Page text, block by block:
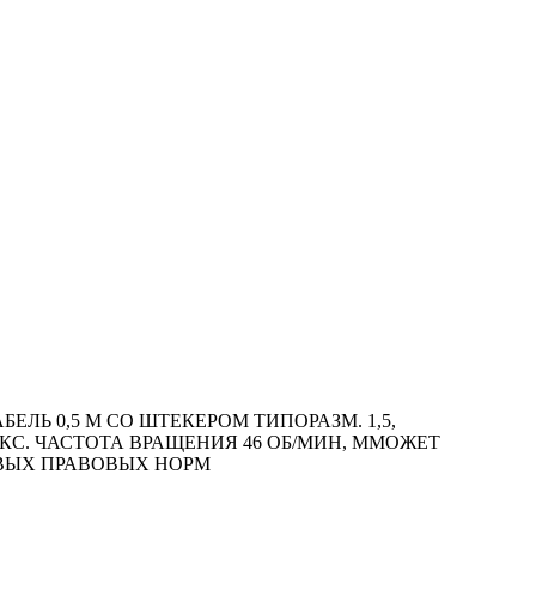
0,5 М СО ШТЕКЕРОМ ТИПОРАЗМ. 1,5,
ЧАСТОТА ВРАЩЕНИЯ 46 ОБ/MИН, ММОЖЕТ
ПРАВОВЫХ НОРМ